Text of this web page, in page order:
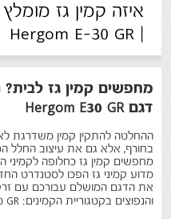
איזה קמין גז
מחפשים קמין גז
דגםHergom E30 GR
ההחלטה להתקין קמין משדרגת
בחורף, אלא גם את עיצוב החלל
מחפשים קמין גז כחלופה לקמיני
מדוע קמיני גז הפכו לסטנדרט
את הדגם המושלם עבורכם עם
והנפוצים בקטגוריית הקמינים: GR